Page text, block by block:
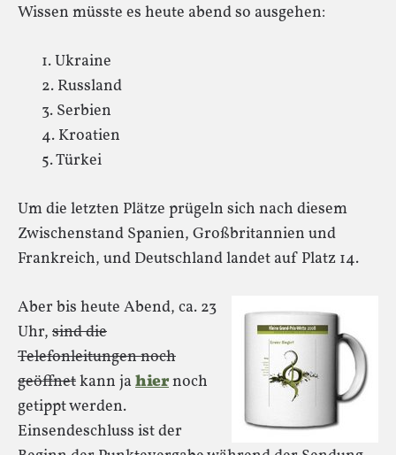
Wissen müsste es heute abend so ausgehen:
1. Ukraine
2. Russland
3. Serbien
4. Kroatien
5. Türkei
Um die letzten Plätze prügeln sich nach diesem
Zwischenstand Spanien, Großbritannien und
Frankreich, und Deutschland landet auf Platz 14.
Aber bis heute Abend, ca. 23
Uhr, sind die
Telefonleitungen noch
geöffnetkann jahiernoch
getippt werden.
Einsendeschluss ist der